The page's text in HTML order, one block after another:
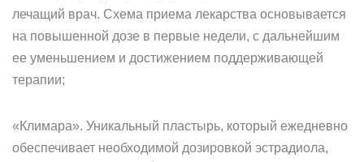
лечащий врач. Схема приема лекарства основывается
на повышенной дозе в первые недели, с дальнейшим
ее уменьшением и достижением поддерживающей
терапии;
«Климара». Уникальный пластырь, который ежедневно
обеспечивает необходимой дозировкой эстрадиола,